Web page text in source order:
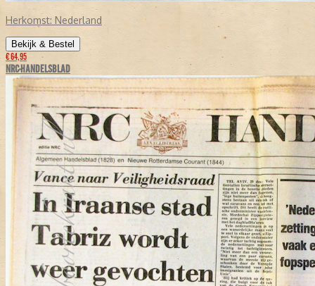
Herkomst: Nederland
Bekijk & Bestel
€ 64,95
NRC-HANDELSBLAD